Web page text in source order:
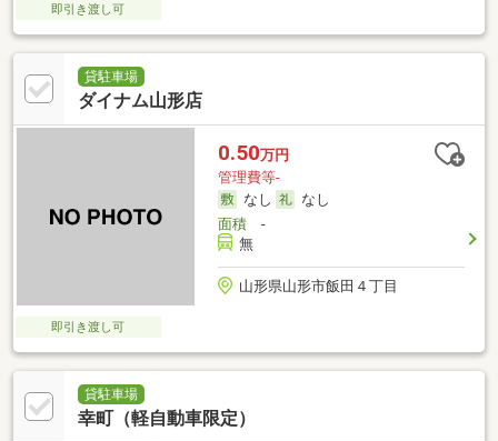
即引き渡し可
貸駐車場
ダイナム山形店
0.50万円
管理費等-
なし
なし
面積-
無
山形県山形市飯田４丁目
即引き渡し可
貸駐車場
幸町（軽自動車限定）